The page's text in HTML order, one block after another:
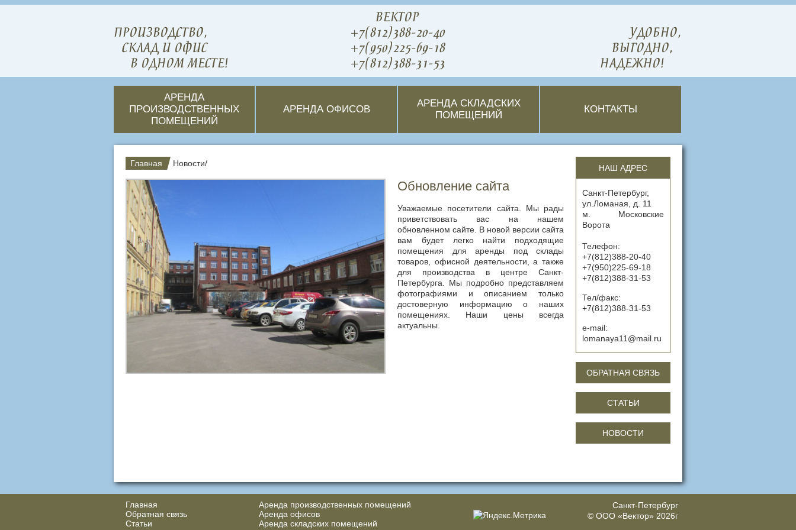
ПРОИЗВОДСТВО,
СКЛАД И ОФИС
В ОДНОМ МЕСТЕ!
ВЕКТОР
+7(812)388-20-40
+7(950)225-69-18
+7(812)388-31-53
УДОБНО,
ВЫГОДНО,
НАДЕЖНО!
АРЕНДА
ПРОИЗВОДСТВЕННЫХ
ПОМЕЩЕНИЙ
АРЕНДА ОФИСОВ
АРЕНДА СКЛАДСКИХ
ПОМЕЩЕНИЙ
КОНТАКТЫ
НАШ АДРЕС
Санкт-Петербург,
ул.Ломаная, д. 11
м. Московские
Ворота
Телефон:
+7(812)388-20-40
+7(950)225-69-18
+7(812)388-31-53
Тел/факс:
+7(812)388-31-53
e-mail:
lomanaya11@mail.ru
ОБРАТНАЯ СВЯЗЬ
СТАТЬИ
НОВОСТИ
Главная Новости/
Обновление сайта
Уважаемые посетители сайта. Мы рады
приветствовать вас на нашем
обновленном сайте. В новой версии сайта
вам будет легко найти подходящие
помещения для аренды под склады
товаров, офисной деятельности, а также
для производства в центре Санкт-
Петербурга. Мы подробно представляем
фотографиями и описанием только
достоверную информацию о наших
помещениях. Наши цены всегда
актуальны.
Главная
Обратная связь
Статьи
Аренда производственных помещений
Аренда офисов
Аренда складских помещений
Санкт-Петербург
© ООО «Вектор» 2026г